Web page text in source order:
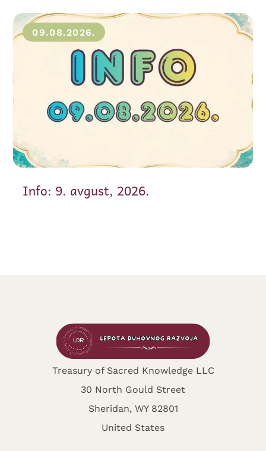
09.08.2026.
Info: 9. avgust, 2026.
Treasury of Sacred Knowledge LLC
30 North Gould Street
Sheridan, WY 82801
United States